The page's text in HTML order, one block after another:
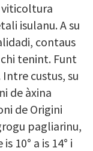
viticoltura
isulanu. A su
contaus
tenint. Funt
custus, su
de àxina
de Origini
pagliarinu,
10° a is 14° i